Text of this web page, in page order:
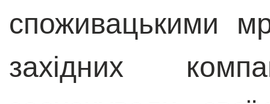
споживацькими
західних